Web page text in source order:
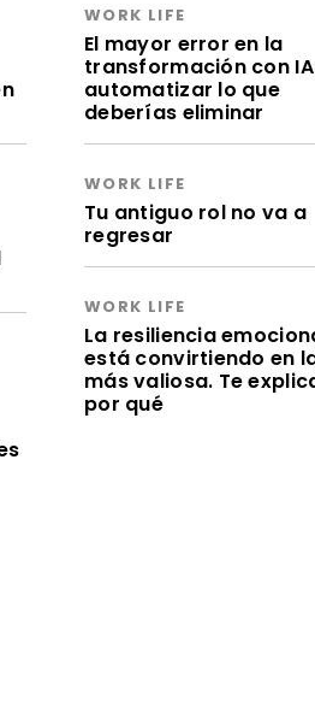
WORK LIFE
El mayor error en la
transformación con
automatizar lo que
deberías eliminar
WORK LIFE
Tu antiguo rol no va a
regresar
WORK LIFE
La resiliencia
está convirtiendo en
más valiosa. Te
por qué